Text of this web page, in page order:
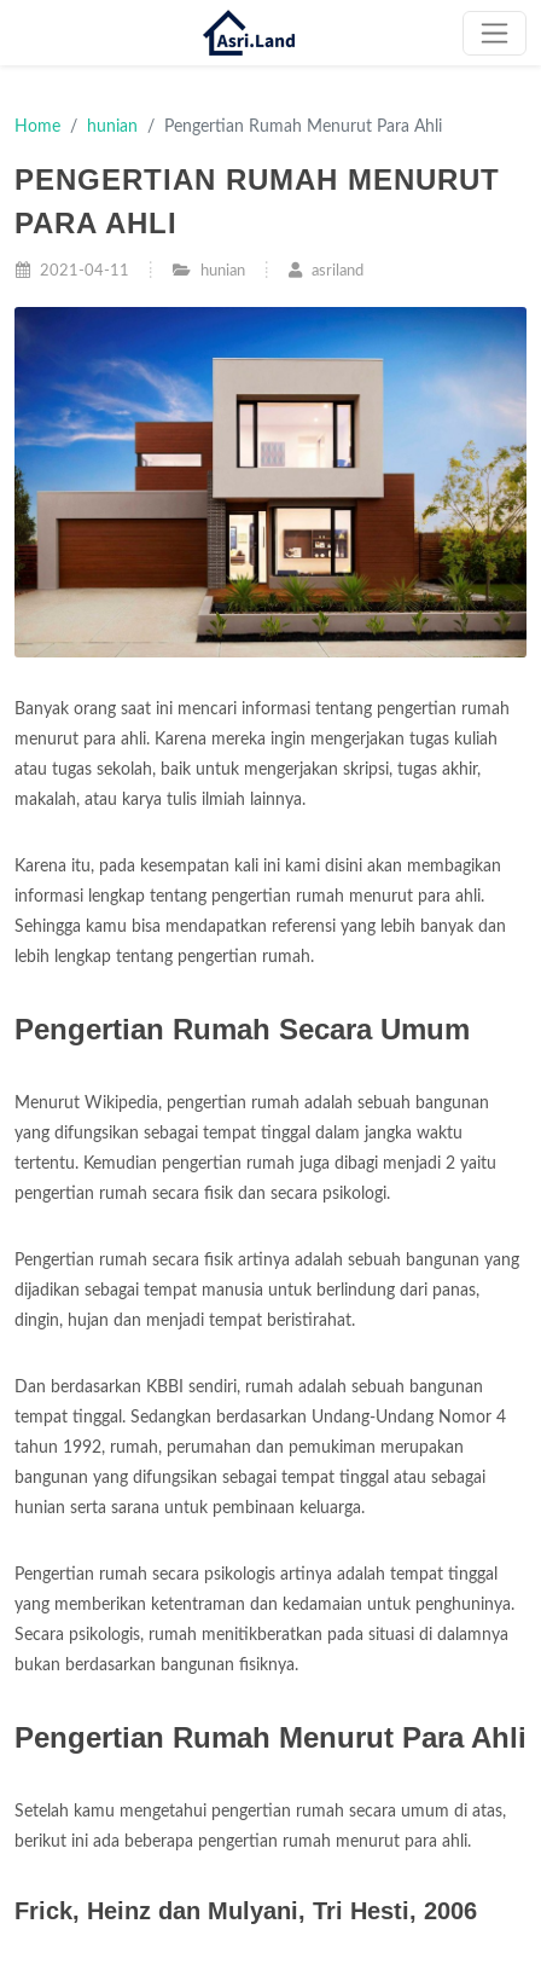
Home hunian Pengertian Rumah Menurut Para Ahli
PENGERTIAN RUMAH MENURUT
PARA AHLI
2021-04-11 hunian asriland
Banyak orang saat ini mencari informasi tentang pengertian rumah
menurut para ahli. Karena mereka ingin mengerjakan tugas kuliah
atau tugas sekolah, baik untuk mengerjakan skripsi, tugas akhir,
makalah, atau karya tulis ilmiah lainnya.
Karena itu, pada kesempatan kali ini kami disini akan membagikan
informasi lengkap tentang pengertian rumah menurut para ahli.
Sehingga kamu bisa mendapatkan referensi yang lebih banyak dan
lebih lengkap tentang pengertian rumah.
Pengertian Rumah Secara Umum
Menurut Wikipedia, pengertian rumah adalah sebuah bangunan
yang difungsikan sebagai tempat tinggal dalam jangka waktu
tertentu. Kemudian pengertian rumah juga dibagi menjadi 2 yaitu
pengertian rumah secara fisik dan secara psikologi.
Pengertian rumah secara fisik artinya adalah sebuah bangunan yang
dijadikan sebagai tempat manusia untuk berlindung dari panas,
dingin, hujan dan menjadi tempat beristirahat.
Dan berdasarkan KBBI sendiri, rumah adalah sebuah bangunan
tempat tinggal. Sedangkan berdasarkan Undang-Undang Nomor 4
tahun 1992, rumah, perumahan dan pemukiman merupakan
bangunan yang difungsikan sebagai tempat tinggal atau sebagai
hunian serta sarana untuk pembinaan keluarga.
Pengertian rumah secara psikologis artinya adalah tempat tinggal
yang memberikan ketentraman dan kedamaian untuk penghuninya.
Secara psikologis, rumah menitikberatkan pada situasi di dalamnya
bukan berdasarkan bangunan fisiknya.
Pengertian Rumah Menurut Para Ahli
Setelah kamu mengetahui pengertian rumah secara umum di atas,
berikut ini ada beberapa pengertian rumah menurut para ahli.
Frick, Heinz dan Mulyani, Tri Hesti, 2006